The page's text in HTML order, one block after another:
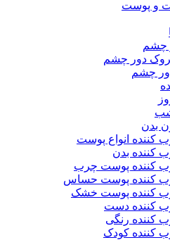
و پوست
چشم
دور چشم
چشم
بدن
کننده انواع پوست
کننده بدن
کننده پوست چرب
کننده پوست حساس
کننده پوست خشک
کننده دست
کننده رنگی
کننده کودک